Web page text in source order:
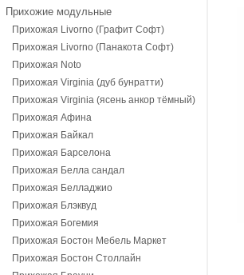
Прихожие модульные
Прихожая Livorno (Графит Софт)
Прихожая Livorno (Панакота Софт)
Прихожая Noto
Прихожая Virginia (дуб бунратти)
Прихожая Virginia (ясень анкор тёмный)
Прихожая Афина
Прихожая Байкал
Прихожая Барселона
Прихожая Белла сандал
Прихожая Белладжио
Прихожая Блэквуд
Прихожая Богемия
Прихожая Бостон Мебель Маркет
Прихожая Бостон Столлайн